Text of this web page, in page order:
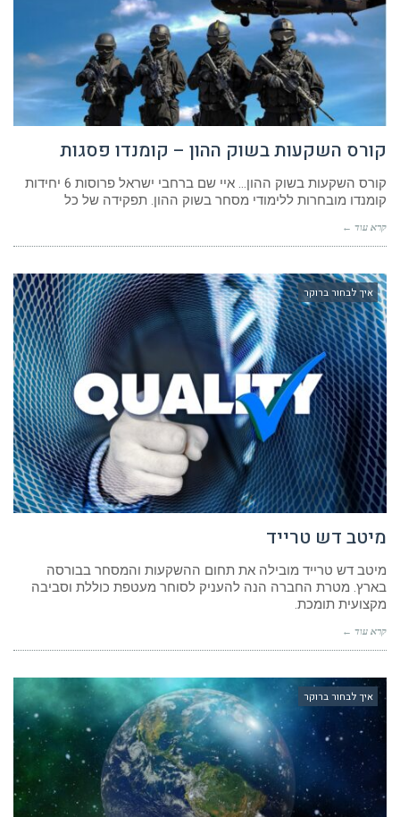
קורס השקעות בשוק ההון – קומנדו פסגות
קורס השקעות בשוק ההון… איי שם ברחבי ישראל פרוסות 6 יחידות
קומנדו מובחרות ללימודי מסחר בשוק ההון. תפקידה של כל
קרא עוד ←
איך לבחור ברוקר
מיטב דש טרייד
מיטב דש טרייד מובילה את תחום ההשקעות והמסחר בבורסה
בארץ. מטרת החברה הנה להעניק לסוחר מעטפת כוללת וסביבה
מקצועית תומכת.
קרא עוד ←
איך לבחור ברוקר